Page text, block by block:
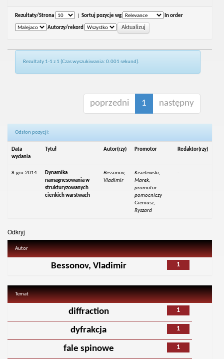
Rezultaty/Strona Sortuj pozycje wg In order
Autorzy/rekord
Rezultaty 1-1 z 1 (Czas wyszukiwania: 0.001 sekund).
poprzedni 1 następny
Odsłon pozycji:
Data
wydania
Tytuł Autor(rzy) Promotor Redaktor(rzy)
8-gru-2014
Dynamika
namagnesowania w
strukturyzowanych
cienkich warstwach
Bessonov,
Vladimir
Kisielewski,
Marek;
promotor
pomocniczy
Gieniusz,
Ryszard
-
Odkryj
Autor
1
Bessonov, Vladimir
Temat
1
diffraction
1
dyfrakcja
1
fale spinowe